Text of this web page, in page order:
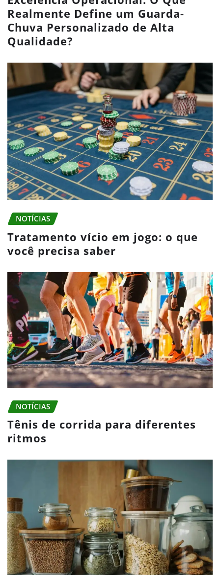
Realmente Define um Guarda-
Chuva Personalizado de Alta
Qualidade?
NOTÍCIAS
Tratamento vício em jogo: o que
você precisa saber
NOTÍCIAS
Tênis de corrida para diferentes
ritmos